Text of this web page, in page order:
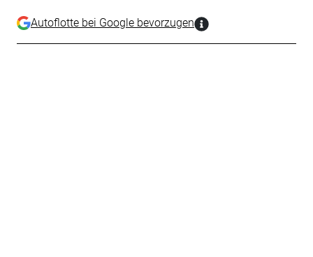
Autoflotte bei Google bevorzugen